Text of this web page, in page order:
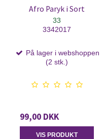
Afro Paryk i Sort
33
3342017
På lager i webshoppen
(2 stk.)
99,00 DKK
VIS PRODUKT